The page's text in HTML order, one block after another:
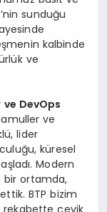
sunduğu
kalbinde
ve
DevOps
ve
lider
küresel
Modern
bir ortamda,
BTP bizim
rekabette çevik